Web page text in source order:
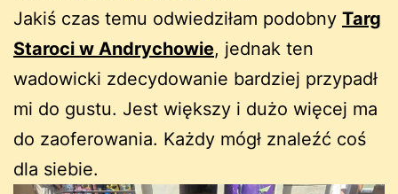
Jakiś czas temu odwiedziłam podobny Targ
Staroci w Andrychowie, jednak ten
wadowicki zdecydowanie bardziej przypadł
mi do gustu. Jest większy i dużo więcej ma
do zaoferowania. Każdy mógł znaleźć coś
dla siebie.